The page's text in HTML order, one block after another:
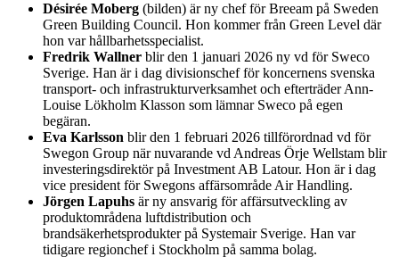
Désirée Moberg (bilden) är ny chef för Breeam på Sweden
Green Building Council. Hon kommer från Green Level där
hon var hållbarhetsspecialist.
Fredrik Wallner blir den 1 januari 2026 ny vd för Sweco
Sverige. Han är i dag divisionschef för koncernens svenska
transport- och infrastrukturverksamhet och efterträder Ann-
Louise Lökholm Klasson som lämnar Sweco på egen
begäran.
Eva Karlsson blir den 1 februari 2026 tillförordnad vd för
Swegon Group när nuvarande vd Andreas Örje Wellstam blir
investeringsdirektör på Investment AB Latour. Hon är i dag
vice president för Swegons affärsområde Air Handling.
Jörgen Lapuhs är ny ansvarig för affärsutveckling av
produktområdena luftdistribution och
brandsäkerhetsprodukter på Systemair Sverige. Han var
tidigare regionchef i Stockholm på samma bolag.